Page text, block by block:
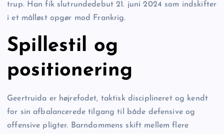
trup. Han fik slutrundedebut 21. juni 2024 som indskifter
i et målløst opgør mod Frankrig.
Spillestil og
positionering
Geertruida er højrefodet, taktisk disciplineret og kendt
for sin afbalancerede tilgang til både defensive og
offensive pligter. Barndommens skift mellem flere